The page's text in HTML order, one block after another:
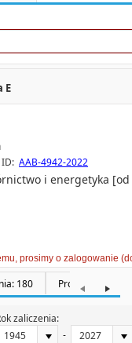
E
AAB-4942-2022
i energetyka [od
prosimy o zalogowanie
180 Promotorstwa: 0
zaliczenia:
-